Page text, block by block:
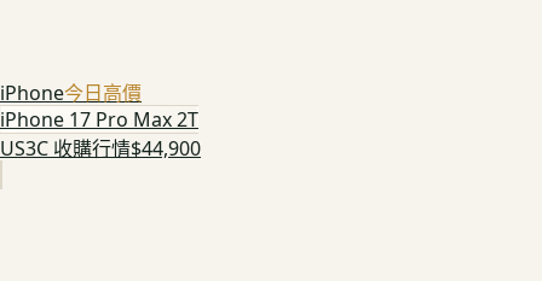
iPhone今日高價
iPhone 17 Pro Max 2T
US3C 收購行情$44,900